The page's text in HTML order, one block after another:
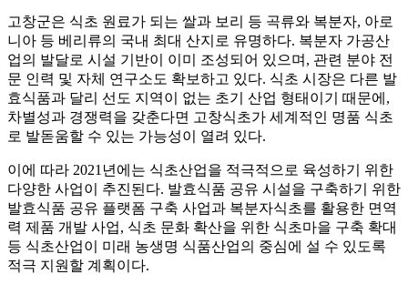
고창군은 식초 원료가 되는 쌀과 보리 등 곡류와 복분자, 아로
니아 등 베리류의 국내 최대 산지로 유명하다. 복분자 가공산
업의 발달로 시설 기반이 이미 조성되어 있으며, 관련 분야 전
문 인력 및 자체 연구소도 확보하고 있다. 식초 시장은 다른 발
효식품과 달리 선도 지역이 없는 초기 산업 형태이기 때문에,
차별성과 경쟁력을 갖춘다면 고창식초가 세계적인 명품 식초
로 발돋움할 수 있는 가능성이 열려 있다.
이에 따라 2021년에는 식초산업을 적극적으로 육성하기 위한
다양한 사업이 추진된다. 발효식품 공유 시설을 구축하기 위한
발효식품 공유 플랫폼 구축 사업과 복분자식초를 활용한 면역
력 제품 개발 사업, 식초 문화 확산을 위한 식초마을 구축 확대
등 식초산업이 미래 농생명 식품산업의 중심에 설 수 있도록
적극 지원할 계획이다.